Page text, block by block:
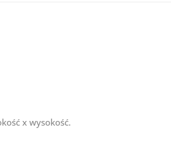
x wysokość.